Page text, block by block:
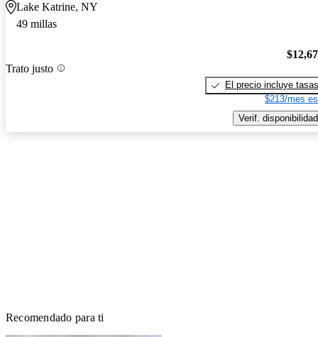
Lake Katrine, NY
49 millas
Trato justo
El precio incluye tasas
$213/mes
Verif. disponibilidad
Recomendado para ti